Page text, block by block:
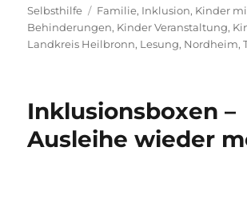
am
Selbsthilfe
Schlagwörter
Familie, Inklusion, Kinder
Behinderungen, Kinder Veranstaltung,
Landkreis Heilbronn, Lesung, Nordheim,
Inklusionsboxen –
Ausleihe wieder